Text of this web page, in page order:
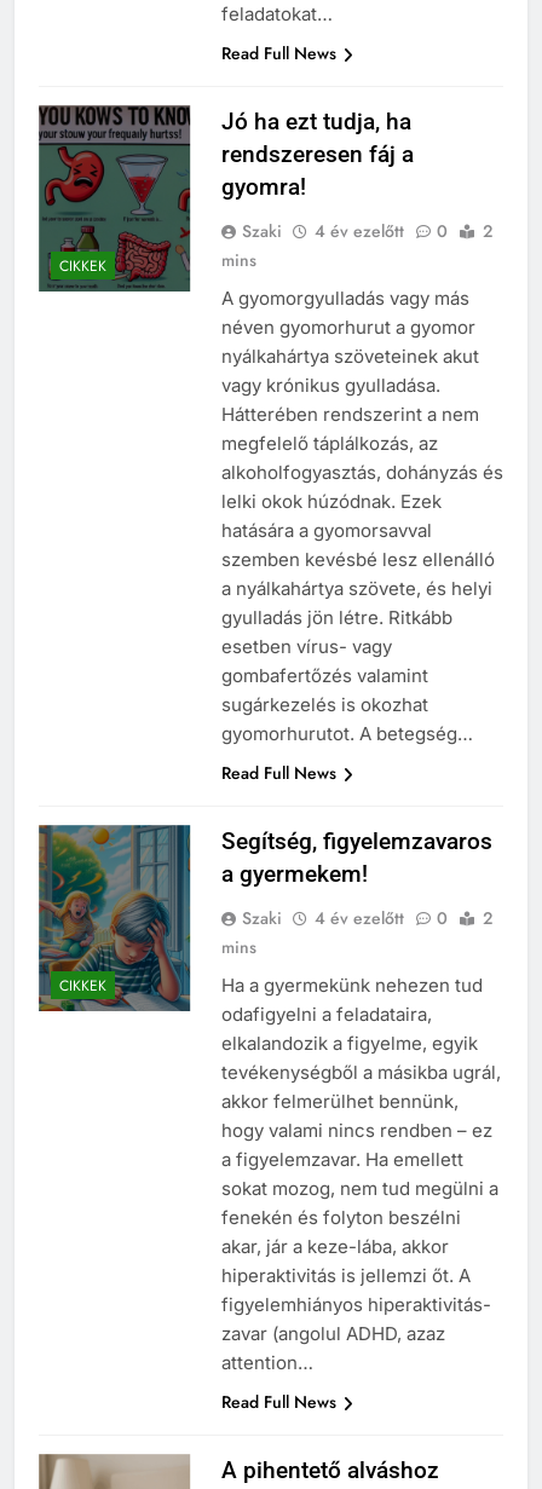
feladatokat…
Read Full News
CIKKEK
Jó ha ezt tudja, ha
rendszeresen fáj a
gyomra!
Szaki 4 év ezelőtt 0
2
mins
A gyomorgyulladás vagy más
néven gyomorhurut a gyomor
nyálkahártya szöveteinek akut
vagy krónikus gyulladása.
Hátterében rendszerint a nem
megfelelő táplálkozás, az
alkoholfogyasztás, dohányzás és
lelki okok húzódnak. Ezek
hatására a gyomorsavval
szemben kevésbé lesz ellenálló
a nyálkahártya szövete, és helyi
gyulladás jön létre. Ritkább
esetben vírus- vagy
gombafertőzés valamint
sugárkezelés is okozhat
gyomorhurutot. A betegség…
Read Full News
CIKKEK
Segítség, figyelemzavaros
a gyermekem!
Szaki 4 év ezelőtt 0
2
mins
Ha a gyermekünk nehezen tud
odafigyelni a feladataira,
elkalandozik a figyelme, egyik
tevékenységből a másikba ugrál,
akkor felmerülhet bennünk,
hogy valami nincs rendben – ez
a figyelemzavar. Ha emellett
sokat mozog, nem tud megülni a
fenekén és folyton beszélni
akar, jár a keze-lába, akkor
hiperaktivitás is jellemzi őt. A
figyelemhiányos hiperaktivitás-
zavar (angolul ADHD, azaz
attention…
Read Full News
A pihentető alváshoz